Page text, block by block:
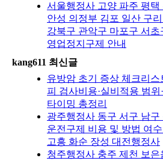
서울행정사 고양 파주 평
안성 의정부 김포 일산 구
강북구 관악구 마포구 서
영업정지구제 안내
kang611 최신글
유방암 초기 증상 체크리스
피 검사비용·실비적용 범
타이밍 총정리
광주행정사 동구 서구 남
운전구제 비용 및 방법 여
고흥 화순 장성 대전행정사
청주행정사 충주 제천 보